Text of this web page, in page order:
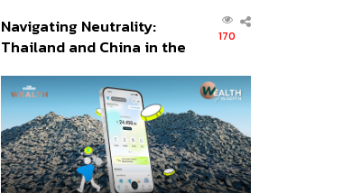
Navigating Neutrality:
Thailand and China in the
Order
170